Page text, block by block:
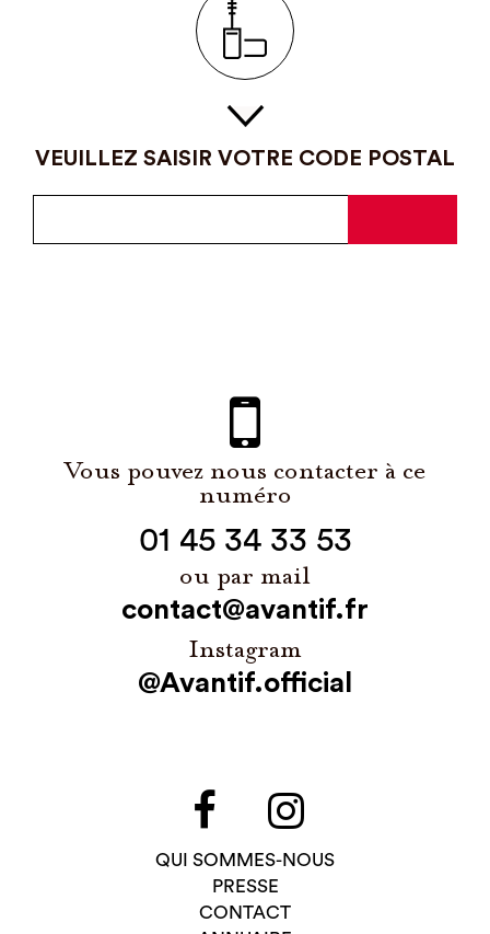
VEUILLEZ SAISIR VOTRE CODE POSTAL
Vous pouvez nous contacter à ce
numéro
01 45 34 33 53
ou par mail
contact@avantif.fr
Instagram
@Avantif.official
QUI SOMMES-NOUS
PRESSE
CONTACT